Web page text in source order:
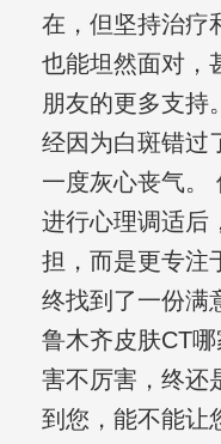
在，但坚持治疗
也能坦然面对，
朋友的更多支持
经因为白斑错过
一度灰心丧气。
进行心理调适后
担，而是更专注
终找到了一份满
鲁木齐皮肤CT
害不厉害，终还
到您，能不能让